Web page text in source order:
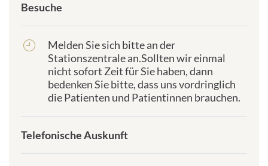
frontend.sr-
Besuche
frontend.sr-
only_#
{element.icon}:
Melden Sie sich bitte an der
Stationszentrale an.Sollten wir einmal
nicht sofort Zeit für Sie haben, dann
bedenken Sie bitte, dass uns vordringlich
die Patienten und Patientinnen brauchen.
frontend.sr-
Telefonische Auskunft